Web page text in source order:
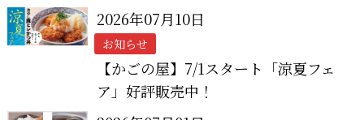
2026年07月10日
お知らせ
【かごの屋】7/1スタート「涼夏フェ
ア」好評販売中！